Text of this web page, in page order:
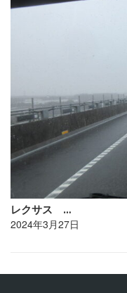
レクサス …
2024年3月27日